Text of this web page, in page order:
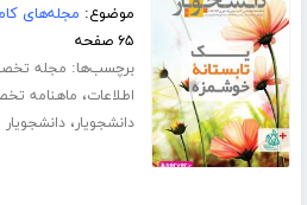
موضوع: مجله‌های
۶۵ صفحه
برچسب‌ها: مجله
اطلاعات، ماهنامه
دانشجویار،دانشجویار